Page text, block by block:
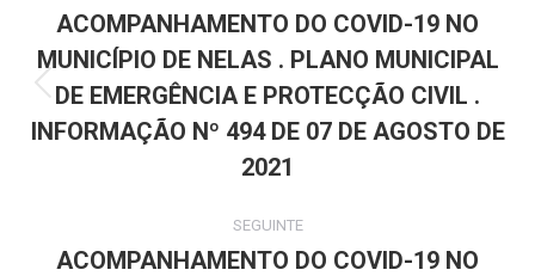
navigation
Previous
post:
ACOMPANHAMENTO DO COVID-19 NO
MUNICÍPIO DE NELAS . PLANO MUNICIPAL
DE EMERGÊNCIA E PROTECÇÃO CIVIL .
INFORMAÇÃO Nº 494 DE 07 DE AGOSTO DE
2021
SEGUINTE
ACOMPANHAMENTO DO COVID-19 NO